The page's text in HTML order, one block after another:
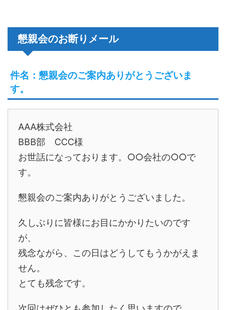
懇親会のお断りメール
件名：懇親会のご案内ありがとうございま
す。
AAA株式会社
BBB部 CCC様
お世話になっております。○○会社の○○で
す。
懇親会のご案内ありがとうございました。
久しぶりに皆様にお目にかかりたいのです
が、
残念ながら、この日はどうしてもうかがえま
せん。
とても残念です。